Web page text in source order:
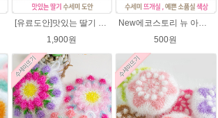
[유료도안]맛있는 딸기 수세미뜨기 도안(수세미실은 옵션에서 추가구매 가능)/수세미뜨기/수세미실/반짝이수세미/반짝이실/웰빙수세미 퐁퐁수세미 코바늘수세미
1,900원
New에코스토리 뉴 아크릴 / 수세미실 인형제작 뜨개실 친환경소품 뜨개질실 아크릴수세미실
500원